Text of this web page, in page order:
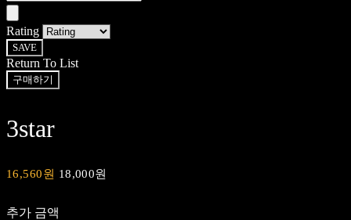
Rating
SAVE
Return To List
구매하기
3star
16,560원 18,000원
추가 금액